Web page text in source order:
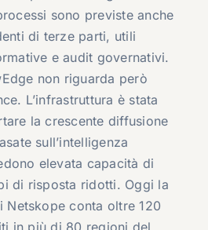
sono previste anche
di terze parti, utili
e audit governativi.
non riguarda però
L’infrastruttura è stata
la crescente diffusione
sull’intelligenza
elevata capacità di
di risposta ridotti. Oggi la
Netskope conta oltre 120